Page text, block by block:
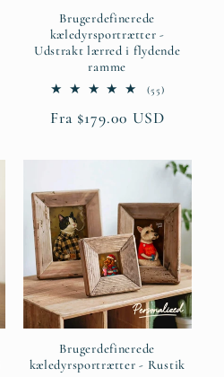
Brugerdefinerede
kæledyrsportrætter -
Udstrakt lærred i flydende
ramme
(55)55
i
Normalpris
Fra $179.00 USD
Brugerdefinerede
kæledyrsportrætter - Rustik